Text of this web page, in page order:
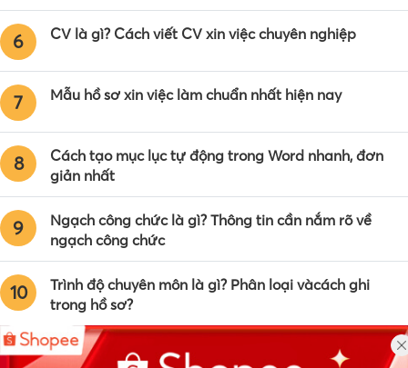
6 CV là gì? Cách viết CV xin việc chuyên nghiệp
7 Mẫu hồ sơ xin việc làm chuẩn nhất hiện nay
8
Cách tạo mục lục tự động trong Word nhanh, đơn
giản nhất
9
Ngạch công chức là gì? Thông tin cần nắm rõ về
ngạch công chức
10
Trình độ chuyên môn là gì? Phân loại vàcách ghi
trong hồ sơ?